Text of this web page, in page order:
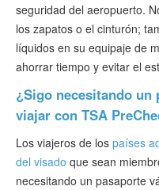
seguridad del aeropuerto.
los zapatos o el cinturón;
líquidos en su equipaje de
ahorrar tiempo y evitar el
¿Sigo necesitando un
viajar con TSA
Los viajeros de los países
del visado que sean
necesitando un pasaporte